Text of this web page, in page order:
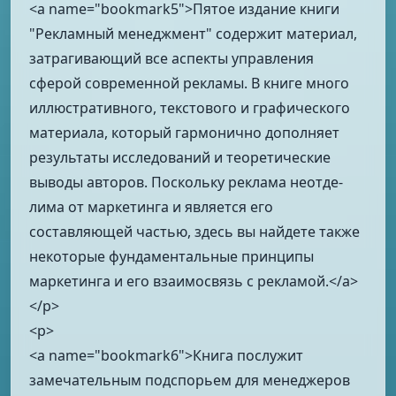
<a name="bookmark5">Пятое издание книги
"Рекламный менеджмент" содержит материал,
затрагивающий все аспекты управления
сферой современной рекламы. В книге много
иллюст­ративного, текстового и графического
материала, который гармонично дополняет
результаты исследований и теоретические
выводы авторов. Поскольку реклама неотде­
лима от маркетинга и является его
составляющей частью, здесь вы найдете также
некоторые фундаментальные принципы
маркетинга и его взаимосвязь с рекламой.</a>
</p>
<p>
<a name="bookmark6">Книга послужит
замечательным подспорьем для менеджеров